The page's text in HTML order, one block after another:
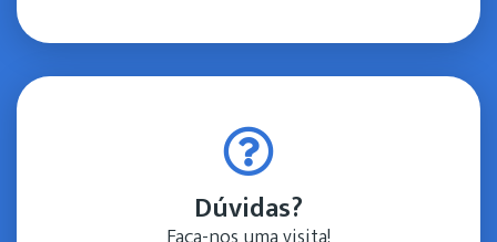
Dúvidas?